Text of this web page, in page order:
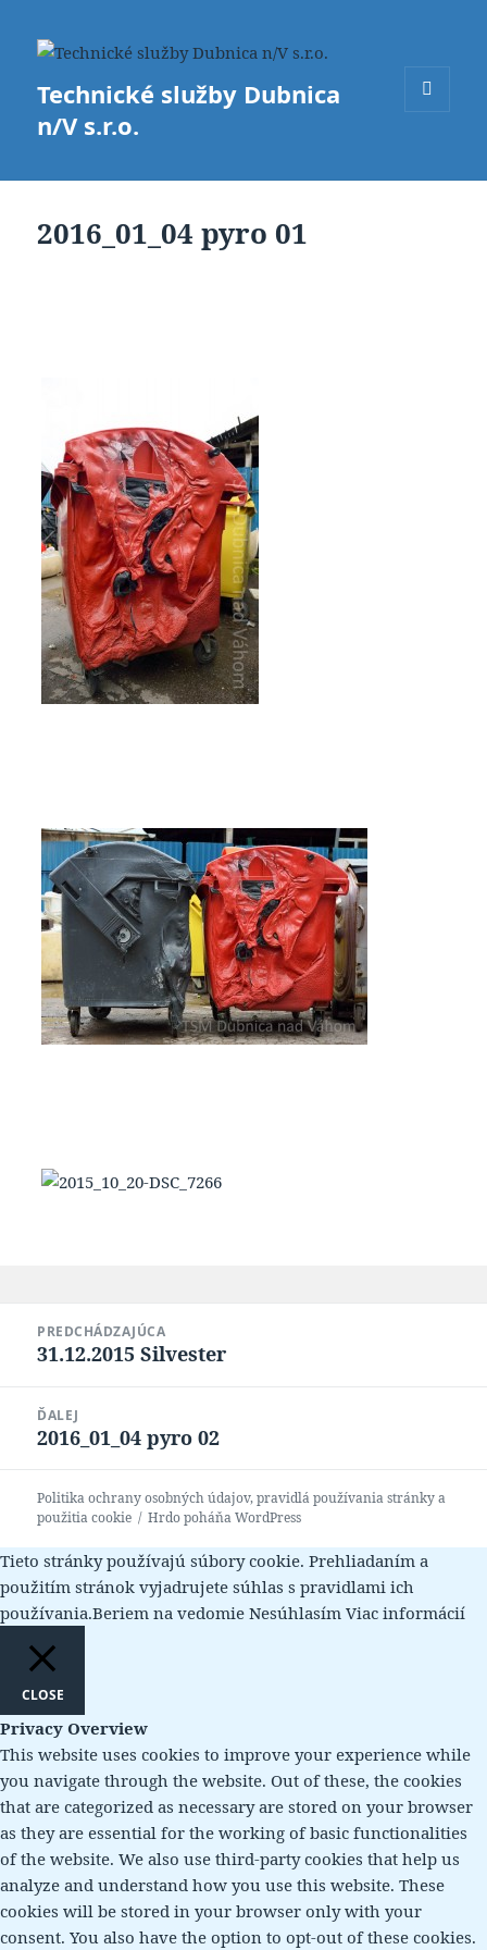
Technické služby Dubnica
n/V s.r.o.
2016_01_04 pyro 01
článku
PREDCHÁDZAJÚCA
Predchádzajúci
31.12.2015 Silvester
ĎALEJ
Ďalší
2016_01_04 pyro 02
Politika ochrany osobných údajov, pravidlá používania stránky a
použitia cookie
Hrdo poháňa WordPress
Tieto stránky používajú súbory cookie. Prehliadaním a
použitím stránok vyjadrujete súhlas s pravidlami ich
používania.Beriem na vedomie Nesúhlasím Viac informácií
CLOSE
Privacy Overview
This website uses cookies to improve your experience while
you navigate through the website. Out of these, the cookies
that are categorized as necessary are stored on your browser
as they are essential for the working of basic functionalities
of the website. We also use third-party cookies that help us
analyze and understand how you use this website. These
cookies will be stored in your browser only with your
consent. You also have the option to opt-out of these cookies.